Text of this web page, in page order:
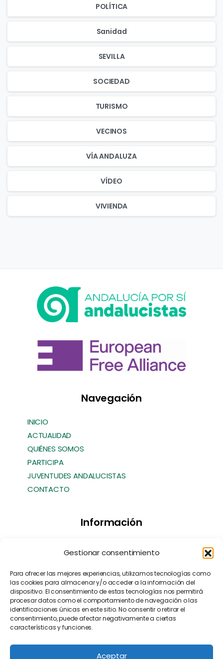
Gestionar consentimiento
Para ofrecer las mejores experiencias, utilizamos tecnologías como
las cookies para almacenar y/o acceder a la información del
dispositivo. El consentimiento de estas tecnologías nos permitirá
procesar datos como el comportamiento de navegación o las
identificaciones únicas en este sitio. No consentir o retirar el
consentimiento, puede afectar negativamente a ciertas
características y funciones.
Aceptar
POLÍTICA
Sanidad
SEVILLA
SOCIEDAD
TURISMO
VECINOS
VÍA ANDALUZA
VÍDEO
VIVIENDA
Navegación
INICIO
ACTUALIDAD
QUIÉNES SOMOS
PARTICIPA
JUVENTUDES ANDALUCISTAS
CONTACTO
Información
Política de Privacidad
Contacto
Manifiesto EFA [EN]